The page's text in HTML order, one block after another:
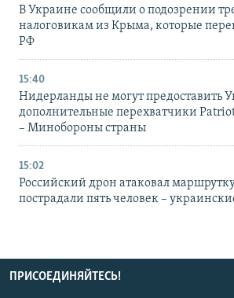
В Украине сообщили о подозрении
налоговикам из Крыма, которые
РФ
15:40
Нидерланды не могут предоставить
дополнительные перехватчики Patriot
– Минобороны страны
15:02
Российский дрон атаковал
пострадали пять человек –
ПРИСОЕДИНЯЙТЕСЬ!